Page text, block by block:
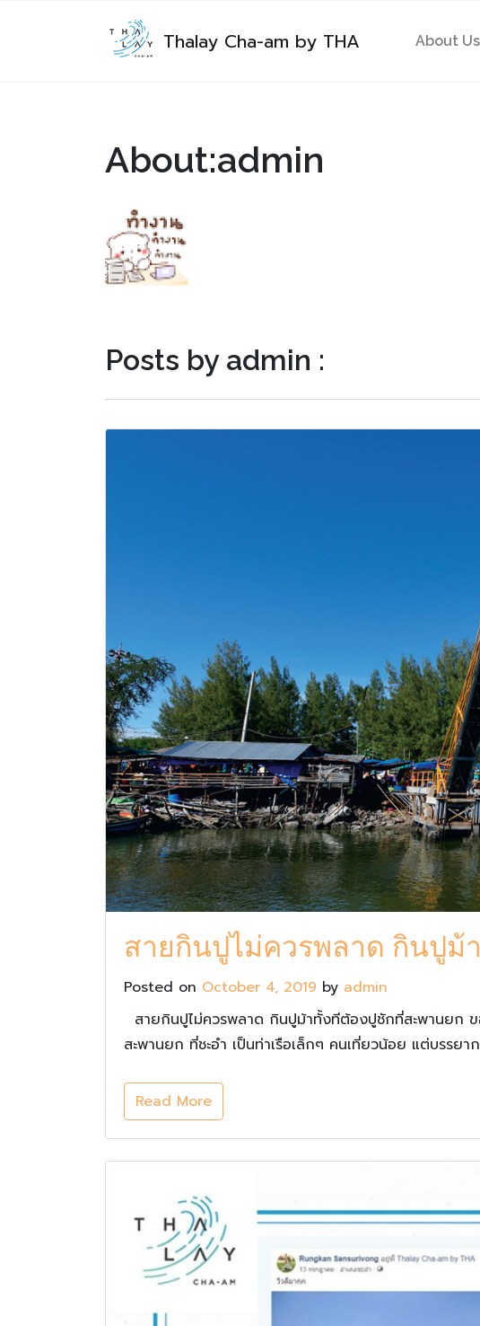
Thalay Cha-am by THA About Us
About:admin
Posts by admin :
สายกินปูไม่ควรพลาด กินปูม้
Posted on October 4, 2019 by admin
สายกินปูไม่ควรพลาด กินปูม้าทั้งทีต้องปูชักที่สะพานยก
สะพานยก ที่ชะอำ เป็นท่าเรือเล็กๆ คนเที่ยวน้อย แต่บรร
Read More